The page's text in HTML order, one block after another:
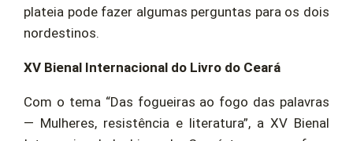
plateia pode fazer algumas perguntas para os dois
nordestinos.
XV Bienal Internacional do Livro do Ceará
Com o tema “Das fogueiras ao fogo das palavras
— Mulheres, resistência e literatura”, a XV Bienal